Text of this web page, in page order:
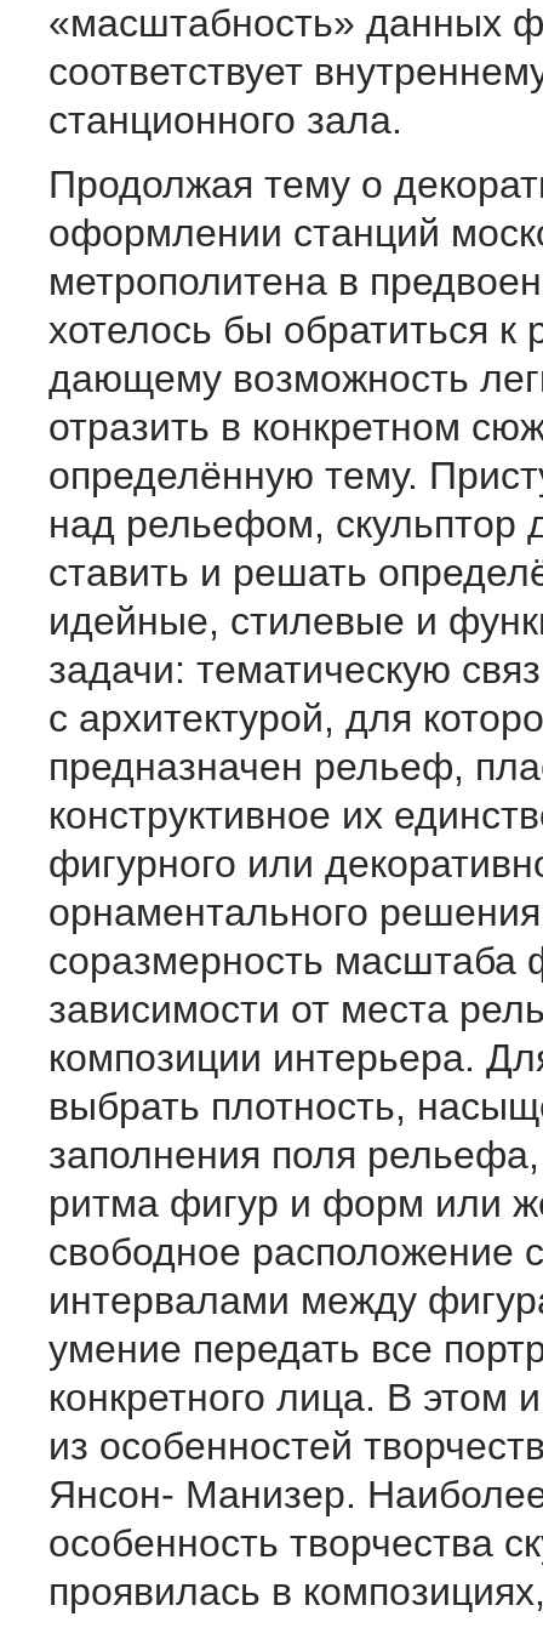
«масштабность» данных
соответствует
станционного зала.
Продолжая тему о
оформлении станций
метрополитена в
хотелось бы обратиться к
дающему возможность
отразить в конкретном
определённую тему.
над рельефом, скульптор
ставить и решать
идейные, стилевые и
задачи: тематическую
с архитектурой, для
предназначен рельеф,
конструктивное их
фигурного или
орнаментального
соразмерность масштаба
зависимости от места
композиции интерьера.
выбрать плотность,
заполнения поля
ритма фигур и форм или
свободное расположение с
интервалами между
умение передать все
конкретного лица. В этом
из особенностей
Янсон- Манизер.
особенность творчества
проявилась в